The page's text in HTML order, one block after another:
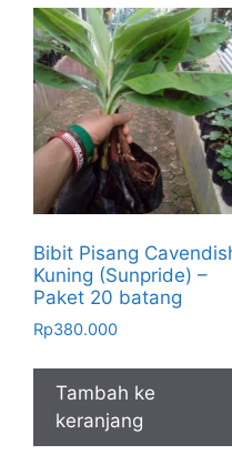
Bibit Pisang
Kuning (Sunpride) –
Paket 20 batang
Rp380.000
Tambah ke
keranjang